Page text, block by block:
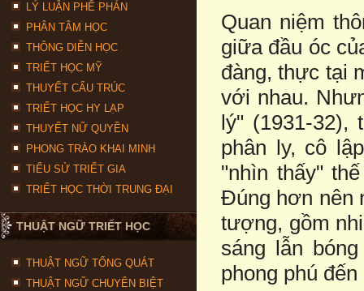
LÝ LUẬN PHÊ PHÁN
PHÂN TÂM HỌC
THÔNG DIỄN HỌC
TRIẾT HỌC MỸ
THUYẾT CẤU TRÚC
TRIẾT HỌC HY LẠP
THUYẾT NỮ QUYỀN
PHONG TRÀO KHAI MINH
TIỂU SỬ TRIẾT GIA
TRIẾT HỌC THỜI TRUNG ĐẠI
THUẬT NGỮ TRIẾT HỌC
THUẬT NGỮ TỔNG QUÁT
THUẬT NGỮ CHUYÊN BIỆT
Quan niệm
giữa đầu óc
đàng, thực tại
với nhau.
lý" (1931-32),
phân ly, cô
"nhìn thấy"
Đúng hơn nên
tượng, gồm
sáng lẫn
phong phú